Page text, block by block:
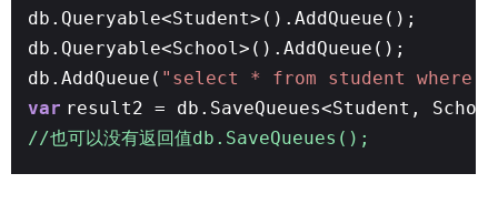
db.Queryable<Student>().AddQueue();
db.Queryable<School>().AddQueue();
db.AddQueue( "select * from student where
var result2 = db.SaveQueues<Student,
//也可以没有返回值db.SaveQueues();